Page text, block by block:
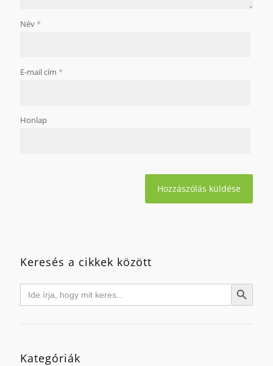
Név*
E-mail cím *
Honlap
Keresés a cikkek között
Search
for: Search Button
Kategóriák